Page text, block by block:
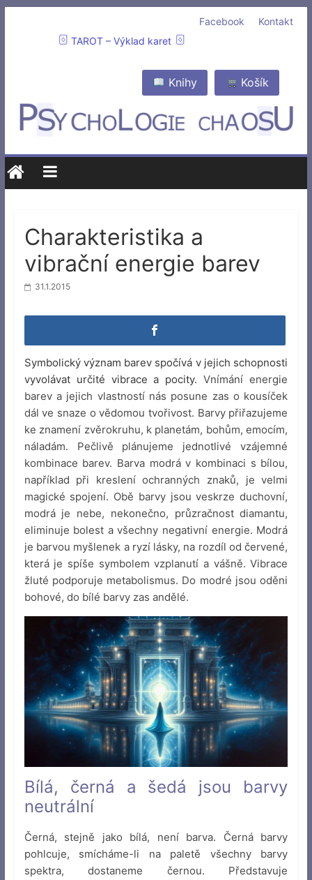
Kontakt
Facebook
TAROT – Výklad karet
Košík
Knihy
Charakteristika a
vibrační energie barev
31.1.2015
Symbolický význam barev spočívá v jejich schopnosti
vyvolávat určité vibrace a pocity. Vnímání energie
barev a jejich vlastností nás posune zas o kousíček
dál ve snaze o vědomou tvořivost. Barvy přiřazujeme
ke znamení zvěrokruhu, k planetám, bohům, emocím,
náladám. Pečlivě plánujeme jednotlivé vzájemné
kombinace barev. Barva modrá v kombinaci s bílou,
například při kreslení ochranných znaků, je velmi
magické spojení. Obě barvy jsou veskrze duchovní,
modrá je nebe, nekonečno, průzračnost diamantu,
eliminuje bolest a všechny negativní energie. Modrá
je barvou myšlenek a ryzí lásky, na rozdíl od červené,
která je spíše symbolem vzplanutí a vášně. Vibrace
žluté podporuje metabolismus. Do modré jsou oděni
bohové, do bílé barvy zas andělé.
Bílá, černá a šedá jsou barvy
neutrální
Černá, stejně jako bílá, není barva. Černá barvy
pohlcuje, smícháme-li na paletě všechny barvy
spektra, dostaneme černou. Představuje